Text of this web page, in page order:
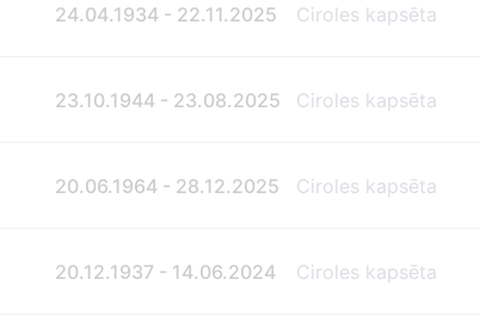
24.04.1934 - 22.11.2025 Ciroles kapsēta
23.10.1944 - 23.08.2025 Ciroles kapsēta
20.06.1964 - 28.12.2025 Ciroles kapsēta
20.12.1937 - 14.06.2024 Ciroles kapsēta